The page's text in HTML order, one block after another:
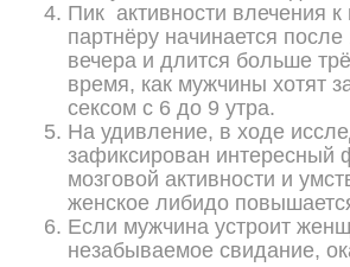
Пик активности влечения
партнёру начинается после
вечера и длится больше
время, как мужчины хотят
сексом с 6 до 9 утра.
На удивление, в ходе
зафиксирован интересный
мозговой активности и
женское либидо
Если мужчина устроит
незабываемое свидание,